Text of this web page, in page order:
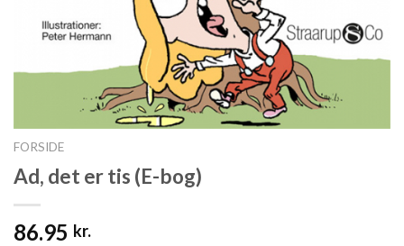
FORSIDE
Ad, det er tis (E-bog)
86.95 kr.